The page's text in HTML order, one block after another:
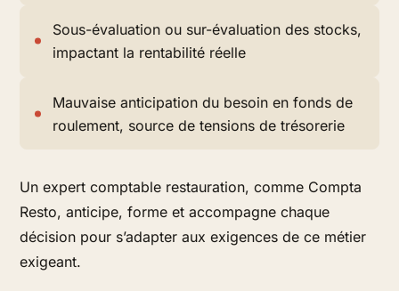
Sous-évaluation ou sur-évaluation des stocks,
impactant la rentabilité réelle
Mauvaise anticipation du besoin en fonds de
roulement, source de tensions de trésorerie
Un expert comptable restauration, comme Compta
Resto, anticipe, forme et accompagne chaque
décision pour s’adapter aux exigences de ce métier
exigeant.